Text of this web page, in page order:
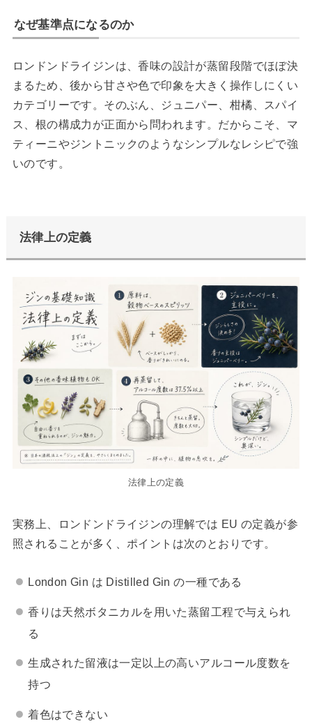
なぜ基準点になるのか
ロンドンドライジンは、香味の設計が蒸留段階でほぼ決
まるため、後から甘さや色で印象を大きく操作しにくい
カテゴリーです。そのぶん、ジュニパー、柑橘、スパイ
ス、根の構成力が正面から問われます。だからこそ、マ
ティーニやジントニックのようなシンプルなレシピで強
いのです。
法律上の定義
法律上の定義
実務上、ロンドンドライジンの理解では EU の定義が参
照されることが多く、ポイントは次のとおりです。
London Gin は Distilled Gin の一種である
香りは天然ボタニカルを用いた蒸留工程で与えられ
る
生成された留液は一定以上の高いアルコール度数を
持つ
着色はできない